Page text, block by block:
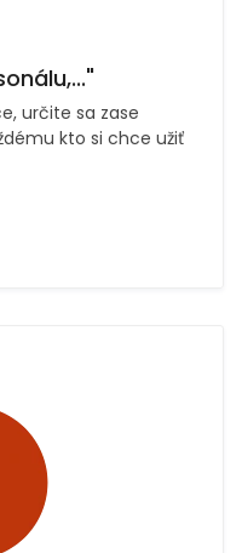
určite sa zase
kto si chce užiť